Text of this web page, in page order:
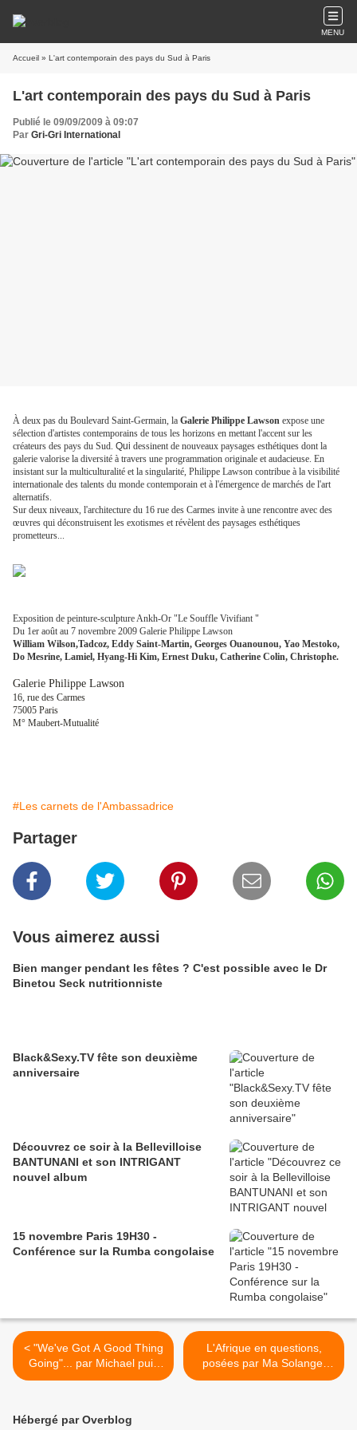
MENU
Accueil » L'art contemporain des pays du Sud à Paris
L'art contemporain des pays du Sud à Paris
Publié le 09/09/2009 à 09:07
Par Gri-Gri International
À deux pas du Boulevard Saint-Germain, la Galerie Philippe Lawson expose une
sélection d'artistes contemporains de tous les horizons en mettant l'accent sur les
créateurs des pays du Sud. Qui dessinent de nouveaux paysages esthétiques dont la
galerie valorise la diversité à travers une programmation originale et audacieuse. En
insistant sur la multiculturalité et la singularité, Philippe Lawson contribue à la visibilité
internationale des talents du monde contemporain et à l'émergence de marchés de l'art
alternatifs.
Sur deux niveaux, l'architecture du 16 rue des Carmes invite à une rencontre avec des
œuvres qui déconstruisent les exotismes et révèlent des paysages esthétiques
prometteurs...
Exposition de peinture-sculpture Ankh-Or "Le Souffle Vivifiant "
Du 1er août au 7 novembre 2009 Galerie Philippe Lawson
William Wilson,Tadcoz, Eddy Saint-Martin, Georges Ouanounou, Yao Mestoko,
Do Mesrine, Lamiel, Hyang-Hi Kim, Ernest Duku, Catherine Colin, Christophe.
Galerie Philippe Lawson
16, rue des Carmes
75005 Paris
M° Maubert-Mutualité
#Les carnets de l'Ambassadrice
Partager
Vous aimerez aussi
Bien manger pendant les fêtes ? C'est possible avec le Dr
Binetou Seck nutritionniste
Black&Sexy.TV fête son deuxième
anniversaire
Découvrez ce soir à la Bellevilloise
BANTUNANI et son INTRIGANT
nouvel album
15 novembre Paris 19H30 -
Conférence sur la Rumba congolaise
< "We've Got A Good Thing
Going"... par Michael puis
par Sugar Minott
L'Afrique en questions,
posées par Ma Solange,
l'ambassadrice du Gri-Gri >
Hébergé par Overblog